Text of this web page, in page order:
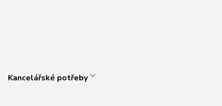
Kancelářské potřeby